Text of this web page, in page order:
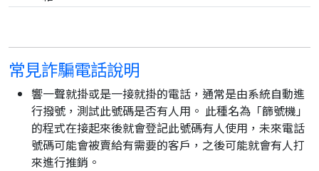
常見詐騙電話說明
響一聲就掛或是一接就掛的電話，通常是由系統自動進
行撥號，測試此號碼是否有人用。 此種名為「篩號機」
的程式在接起來後就會登記此號碼有人使用，未來電話
號碼可能會被賣給有需要的客戶，之後可能就會有人打
來進行推銷。